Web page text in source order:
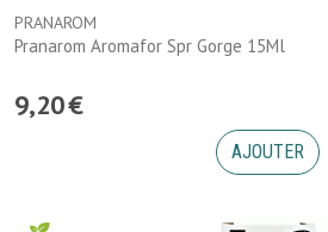
PRANAROM
Pranarom Aromafor Spr Gorge 15Ml
9,20€
AJOUTER